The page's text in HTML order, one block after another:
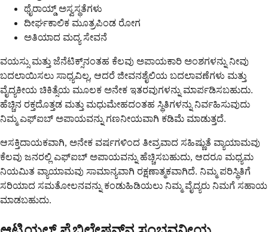
ಥೈರಾಯ್ಡ್ ಅಸ್ವಸ್ಥತೆಗಳು
ದೀರ್ಘಕಾಲಿಕ ಮೂತ್ರಪಿಂಡ ರೋಗ
ಅತಿಯಾದ ಮದ್ಯ ಸೇವನೆ
ವಯಸ್ಸು ಮತ್ತು ಜೆನೆಟಿಕ್ಸ್‌ನಂತಹ ಕೆಲವು ಅಪಾಯಕಾರಿ ಅಂಶಗಳನ್ನು ನೀವು
ಬದಲಾಯಿಸಲು ಸಾಧ್ಯವಿಲ್ಲ, ಆದರೆ ಜೀವನಶೈಲಿಯ ಬದಲಾವಣೆಗಳು ಮತ್ತು
ವೈದ್ಯಕೀಯ ಚಿಕಿತ್ಸೆಯ ಮೂಲಕ ಅನೇಕ ಇತರವುಗಳನ್ನು ಮಾರ್ಪಡಿಸಬಹುದು.
ಹೆಚ್ಚಿನ ರಕ್ತದೊತ್ತಡ ಮತ್ತು ಮಧುಮೇಹದಂತಹ ಸ್ಥಿತಿಗಳನ್ನು ನಿರ್ವಹಿಸುವುದು
ನಿಮ್ಮ ಎಫ್‌ಐಬ್ ಅಪಾಯವನ್ನು ಗಣನೀಯವಾಗಿ ಕಡಿಮೆ ಮಾಡುತ್ತದೆ.
ಆಸಕ್ತಿದಾಯಕವಾಗಿ, ಅನೇಕ ವರ್ಷಗಳಿಂದ ತೀವ್ರವಾದ ಸಹಿಷ್ಣುತೆ ವ್ಯಾಯಾಮವು
ಕೆಲವು ಜನರಲ್ಲಿ ಎಫ್‌ಐಬ್ ಅಪಾಯವನ್ನು ಹೆಚ್ಚಿಸಬಹುದು, ಆದರೂ ಮಧ್ಯಮ
ನಿಯಮಿತ ವ್ಯಾಯಾಮವು ಸಾಮಾನ್ಯವಾಗಿ ರಕ್ಷಣಾತ್ಮಕವಾಗಿದೆ. ನಿಮ್ಮ ಪರಿಸ್ಥಿತಿಗೆ
ಸರಿಯಾದ ಸಮತೋಲನವನ್ನು ಕಂಡುಹಿಡಿಯಲು ನಿಮ್ಮ ವೈದ್ಯರು ನಿಮಗೆ ಸಹಾಯ
ಮಾಡಬಹುದು.